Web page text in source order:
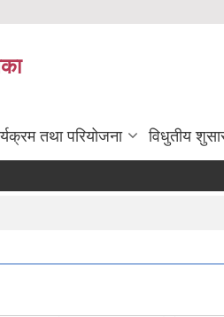
तथा परियोजना विधुतीय